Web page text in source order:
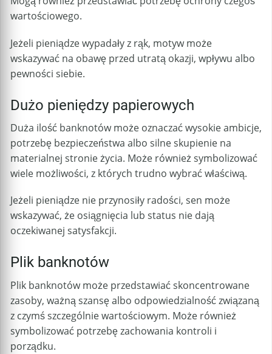
wartościowego.
Jeżeli pieniądze wypadały z rąk, motyw może
wskazywać na obawę przed utratą okazji, wpływu albo
pewności siebie.
Dużo pieniędzy papierowych
Duża ilość banknotów może oznaczać wysokie ambicje,
potrzebę bezpieczeństwa albo silne skupienie na
materialnej stronie życia. Może również symbolizować
wiele możliwości, z których trudno wybrać właściwą.
Jeżeli pieniądze nie przynosiły radości, sen może
wskazywać, że osiągnięcia lub status nie dają
oczekiwanej satysfakcji.
Plik banknotów
Plik banknotów może przedstawiać skoncentrowane
zasoby, ważną szansę albo odpowiedzialność związaną
z czymś szczególnie wartościowym. Może również
symbolizować potrzebę zachowania kontroli i
porządku.